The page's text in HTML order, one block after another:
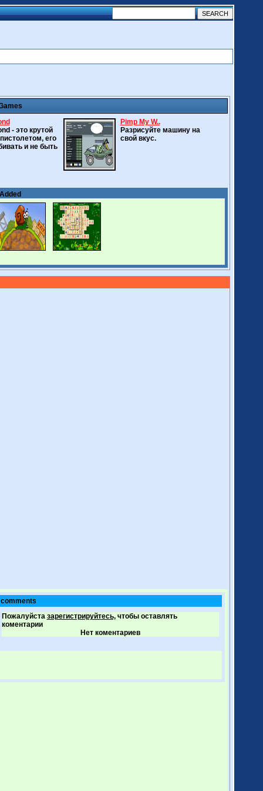
- это крутой
его
и не быть
Pimp My W..
Разрисуйте машину на
свой вкус.
comments
Пожалуйста зарегистрируйтесь,чтобы оставлять
коментарии
Нет коментариев